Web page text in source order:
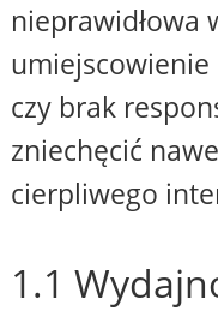
nieprawidłowa
czy brak
zniechęcić
cierpliwego
1.1